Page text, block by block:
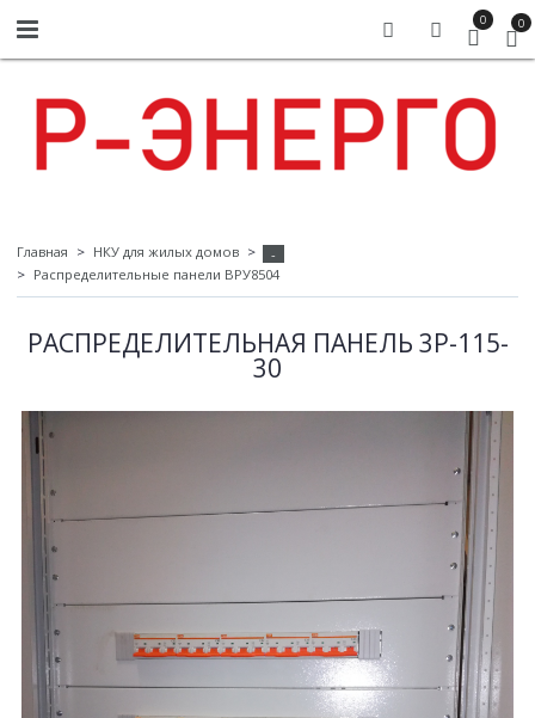
0 0
Главная НКУ для жилых домов
-
Распределительные панели ВРУ8504
РАСПРЕДЕЛИТЕЛЬНАЯ ПАНЕЛЬ 3P-115-
30